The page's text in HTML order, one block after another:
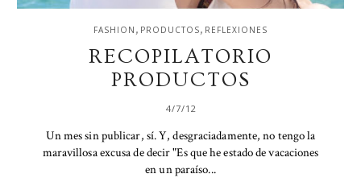
FASHION , PRODUCTOS, REFLEXIONES
RECOPILATORIO
PRODUCTOS
4/7/12
Un mes sin publicar, sí. Y, desgraciadamente, no tengo la
maravillosa excusa de decir "Es que he estado de vacaciones
en un paraíso...